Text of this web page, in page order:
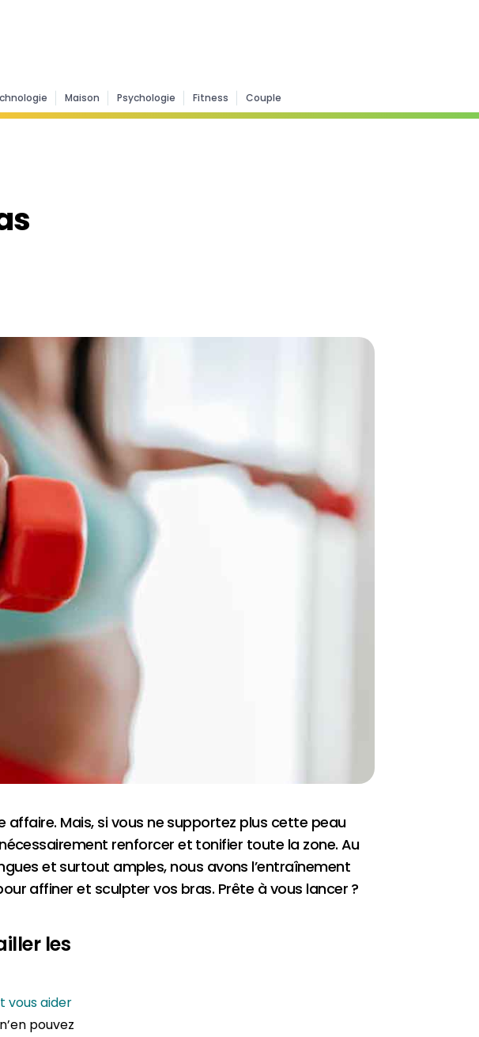
Maison Psychologie Fitness Couple
affaire. Mais, si vous ne supportez plus cette peau
renforcer et tonifier toute la zone. Au
et surtout amples, nous avons l’entraînement
affiner et sculpter vos bras. Prête à vous lancer ?
les
vous aider
pouvez